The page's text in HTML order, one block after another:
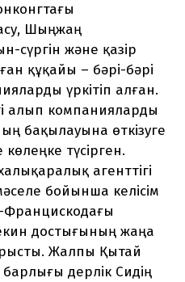
Шыңжаң
сүргін және қазір
құқайы – бәрі-бәрі
үркітіп алған.
алып компанияларды
бақылауына өткізуге
түсірген.
агенттігі
бойынша келісім
достығының жаңа
Жалпы Қытай
дерлік Сидің